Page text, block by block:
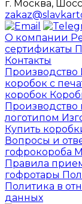
г. Москва,
О компании
сертификаты
Контакты
Производство
коробок с
коробок
Производство
логотипом
Купить
Вопросы и
гофрокороба
Правила
гофротары
Политика в
данных